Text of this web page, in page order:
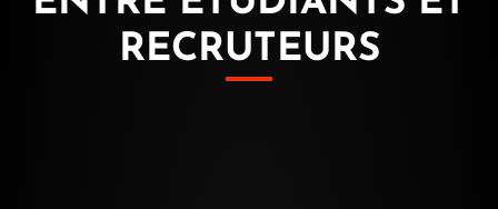
RECRUTEURS